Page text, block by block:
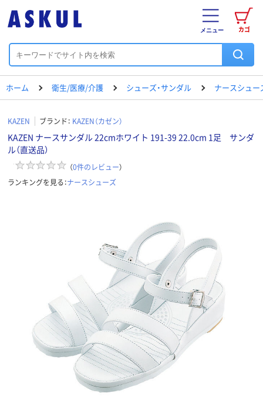
カゴ
メニュー
ホーム 衛生/医療/介護 シューズ・サンダル ナースシュー
KAZEN ブランド： KAZEN（カゼン）
KAZEN ナースサンダル 22cmホワイト 191-39 22.0cm 1足 サンダ
ル（直送品）
（0件のレビュー）
ランキングを見る：ナースシューズ